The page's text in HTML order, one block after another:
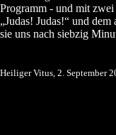
Programm - und mit zwei
„Judas! Judas!“ und
sie uns nach siebzig
Heiliger Vitus, 2. September